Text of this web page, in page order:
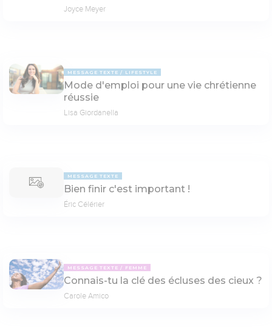
Joyce Meyer
MESSAGE TEXTE LIFESTYLE
Mode d'emploi pour une vie chrétienne
réussie
Lisa Giordanella
MESSAGE TEXTE
Bien finir c'est important !
Éric Célérier
MESSAGE TEXTE FEMME
Connais-tu la clé des écluses des cieux ?
Carole Amico